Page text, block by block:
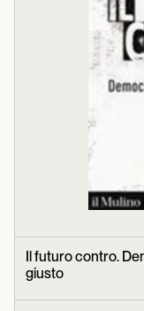
Il futuro contro.
giusto